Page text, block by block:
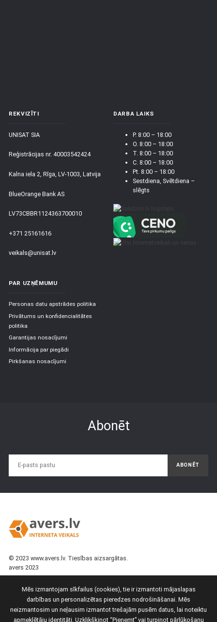
REKVIZĪTI
UNISAT SIA
Reģistrācijas nr. 40003542424
Kalna iela 2, Rīga, LV-1003, Latvija
BlueOrange Bank AS
LV73CBBR1124363700010
+371 25161616
veikals@unisat.lv
DARBA LAIKS
P. 8:00 – 18:00
O. 8:00 – 18:00
T. 8:00 – 18:00
C. 8:00 – 18:00
Pt. 8:00 – 18:00
Sestdiena, Svētdiena –
slēgts
PAR UZŅĒMUMU
Personas datu apstrādes politika
Privātums un konfidencialitātes
politika
Garantijas nosacījumi
Informācija par piegādi
Pirkšanas nosacījumi
Abonēt
ABONĒT
© 2023 www.avers.lv. Tiesības aizsargātas.
avers 2023
25161616
67144244
Atpakaļzvans
Mēs esam tiešsaistē
Facebook \ Instagram
Mēs izmantojam sīkfailus (cookies), tie ir izmantoti mājaslapas
darbības un personalizētas pieredzes nodrošināšanai. Mēs
neizmantosim un neļausim izmantot trešajām pusēm datus, lai noteiktu
apmeklētāju identitāti. Uzklikšķinot “Pieņemt” vai turpinot pārlūkošanu